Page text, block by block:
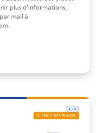
plus d’informations,
mail à